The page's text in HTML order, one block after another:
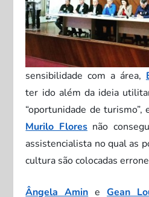
sensibilidade com a área,
ter ido além da ideia
“oportunidade de turismo”,
Murilo Floresnão
assistencialista no qual as
cultura são colocadas
Ângela Amin eGean